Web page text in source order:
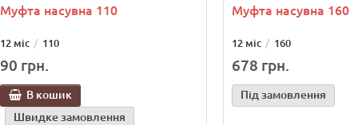
Муфта насувна 110
12 міс 110
90 грн.
В кошик
Швидке замовлення
Муфта насувна 160
12 міс 160
678 грн.
Під замовлення